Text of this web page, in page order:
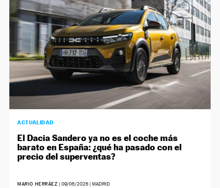
ACTUALIDAD
El Dacia Sandero ya no es el coche más
barato en España: ¿qué ha pasado con el
precio del superventas?
MARIO HERRÁEZ | 09/06/2026| MADRID